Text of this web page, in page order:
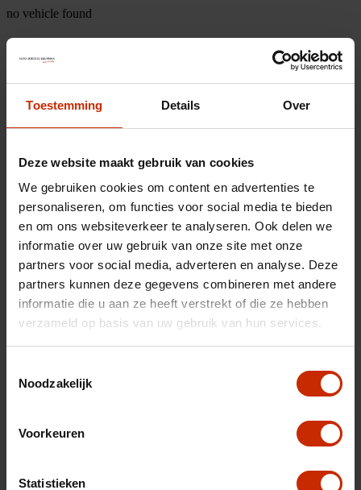
Toestemming Details Over
Deze website maakt gebruik van cookies
We gebruiken cookies om content en advertenties te
personaliseren, om functies voor social media te bieden
en om ons websiteverkeer te analyseren. Ook delen we
informatie over uw gebruik van onze site met onze
partners voor social media, adverteren en analyse. Deze
partners kunnen deze gegevens combineren met andere
informatie die u aan ze heeft verstrekt of die ze hebben
verzameld op basis van uw gebruik van hun services.
Noodzakelijk
Voorkeuren
Statistieken
no vehicle found